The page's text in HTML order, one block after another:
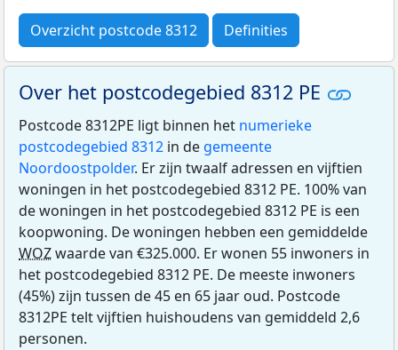
Overzicht postcode 8312 Definities
Over het postcodegebied 8312 PE
Postcode 8312PE ligt binnen het numerieke
postcodegebied 8312 in de gemeente
Noordoostpolder. Er zijn twaalf adressen en vijftien
woningen in het postcodegebied 8312 PE. 100% van
de woningen in het postcodegebied 8312 PE is een
koopwoning. De woningen hebben een gemiddelde
WOZwaarde van €325.000. Er wonen 55 inwoners in
het postcodegebied 8312 PE. De meeste inwoners
(45%) zijn tussen de 45 en 65 jaar oud. Postcode
8312PE telt vijftien huishoudens van gemiddeld 2,6
personen.